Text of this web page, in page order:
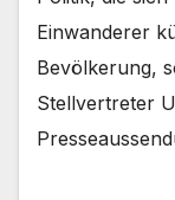
Einwanderer
Bevölkerung,
Stellvertreter